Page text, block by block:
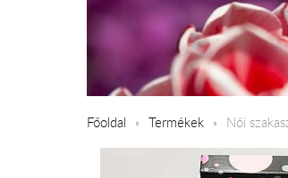
Főoldal Termékek Női